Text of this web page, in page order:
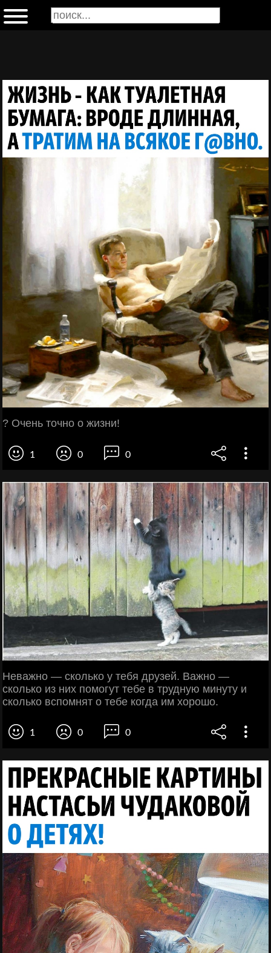
? Очень точно о жизни!
1 0 0
Неважно — сколько у тебя друзей. Важно —
сколько из них помогут тебе в трудную минуту и
сколько вспомнят о тебе когда им хорошо.
1 0 0